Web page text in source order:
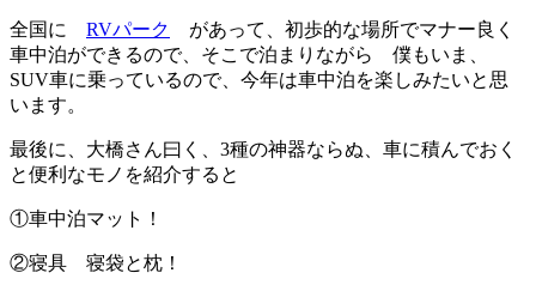
全国に RVパーク
があって、初歩的な場所でマナー良く
車中泊ができるので、そこで泊まりながら 僕もいま、
SUV車に乗っているので、今年は車中泊を楽しみたいと思
います。
最後に、大橋さん曰く、3種の神器ならぬ、車に積んでおく
と便利なモノを紹介すると
①車中泊マット！
②寝具 寝袋と枕！